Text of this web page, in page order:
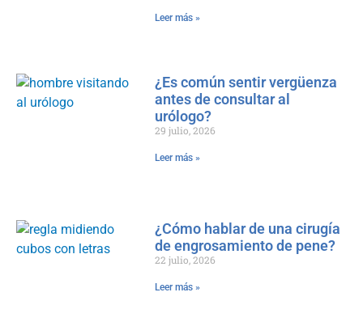
Leer más »
¿Es común sentir vergüenza
antes de consultar al
urólogo?
29 julio, 2026
Leer más »
¿Cómo hablar de una cirugía
de engrosamiento de pene?
22 julio, 2026
Leer más »